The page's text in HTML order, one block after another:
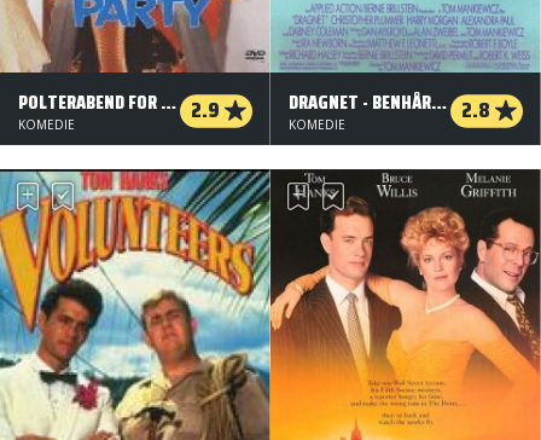
POLTERABEND FOR VIDEREKOMMENDE 2.9
KOMEDIE
DRAGNET - BENHÅRDE STRØMERE 2.8
KOMEDIE